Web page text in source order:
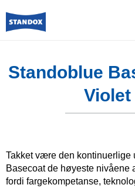
Standoblue
Violet
Takket være den kontinuerlige
Basecoat de høyeste nivåene
fordi fargekompetanse,